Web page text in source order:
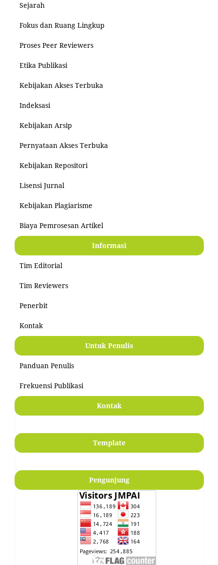
Sejarah
Fokus dan Ruang Lingkup
Proses Peer Reviewers
Etika Publikasi
Kebijakan Akses Terbuka
Indeksasi
Kebijakan Arsip
Pernyataan Akses Terbuka
Kebijakan Repositori
Lisensi Jurnal
Kebijakan Plagiarisme
Biaya Pemrosesan Artikel
Informasi
Tim Editorial
Tim Reviewers
Penerbit
Kontak
Untuk Penulis
Panduan Penulis
Frekuensi Publikasi
Kontak
Template
Pengunjung